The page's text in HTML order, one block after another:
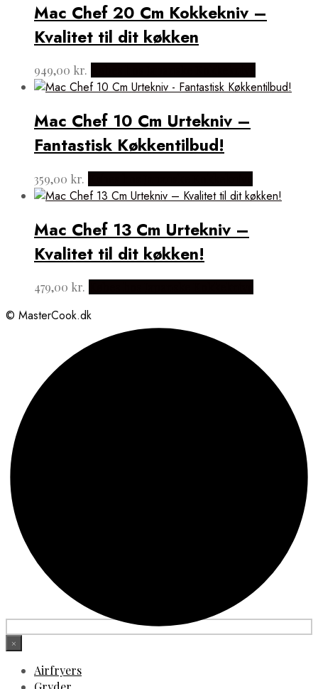
Mac Chef 20 Cm Kokkekniv –
Kvalitet til dit køkken
949,00 kr.
Mac Chef 10 Cm Urtekniv –
Fantastisk Køkkentilbud!
359,00 kr.
Mac Chef 13 Cm Urtekniv –
Kvalitet til dit køkken!
479,00 kr.
© MasterCook.dk
×
Airfryers